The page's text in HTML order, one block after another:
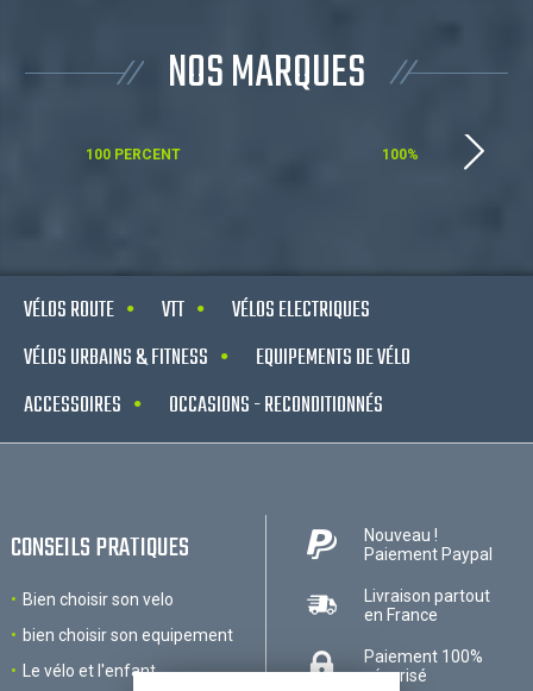
NOS MARQUES
100 PERCENT 100%
VÉLOS ROUTE VTT
VÉLOS ELECTRIQUES
VÉLOS URBAINS & FITNESS
EQUIPEMENTS DE VÉLO
ACCESSOIRES
OCCASIONS - RECONDITIONNÉS
CONSEILS PRATIQUES
Bien choisir son velo
bien choisir son equipement
Le vélo et l'enfant
Nouveau !
Paiement Paypal
Livraison partout
en France
Paiement 100%
sécurisé